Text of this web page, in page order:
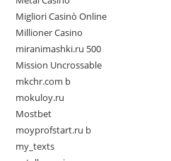
Migliori Casinò Online
Millioner Casino
miranimashki.ru 500
Mission Uncrossable
mkchr.com b
mokuloy.ru
Mostbet
moyprofstart.ru b
my_texts